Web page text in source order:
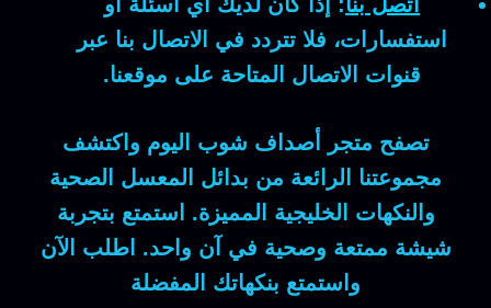
استفسارات، فلا تتردد في الاتصال بنا عبر
قنوات الاتصال المتاحة على موقعنا.
تصفح متجر أصداف شوب اليوم واكتشف
مجموعتنا الرائعة من بدائل المعسل الصحية
والنكهات الخليجية المميزة. استمتع بتجربة
شيشة ممتعة وصحية في آن واحد. اطلب الآن
واستمتع بنكهاتك المفضلة